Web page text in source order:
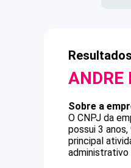
ANDRE
Sobre a
O CNPJ da
possui 3
principal